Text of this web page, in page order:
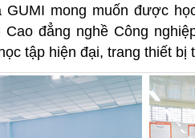
GUMI mong muốn được
đẳng nghề Công
tập hiện đại, trang thiết bị